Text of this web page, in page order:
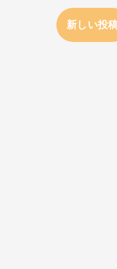
新しい投